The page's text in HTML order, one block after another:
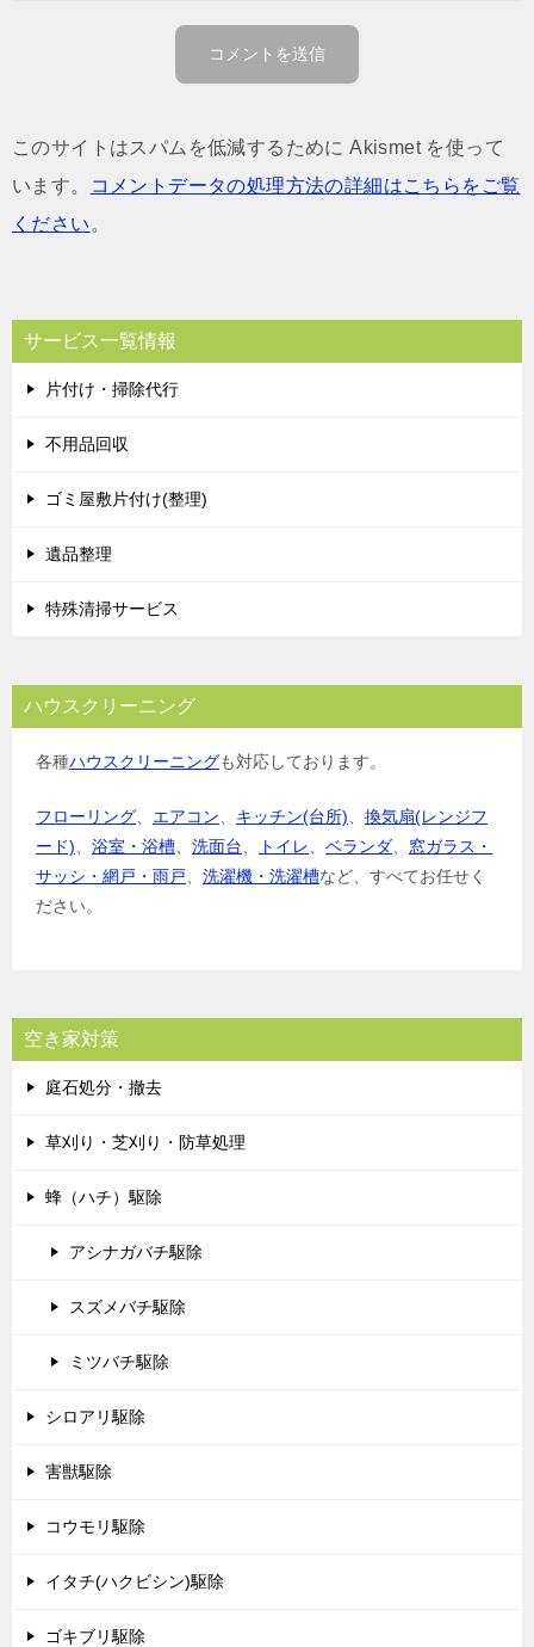
このサイトはスパムを低減するために Akismet を使って
います。
コメントデータの処理方法の詳細はこちらをご覧
ください 。
サービス一覧情報
片付け・掃除代行
不用品回収
ゴミ屋敷片付け(整理)
遺品整理
特殊清掃サービス
ハウスクリーニング
各種ハウスクリーニングも対応しております。
フローリング エアコン キッチン(台所)
換気扇(レンジフ
ード)
浴室・浴槽 洗面台 トイレ ベランダ
窓ガラス・
サッシ・網戸・雨戸
洗濯機・洗濯槽など、すべてお任せく
ださい。
空き家対策
庭石処分・撤去
草刈り・芝刈り・防草処理
蜂（ハチ）駆除
アシナガバチ駆除
スズメバチ駆除
ミツバチ駆除
シロアリ駆除
害獣駆除
コウモリ駆除
イタチ(ハクビシン)駆除
ゴキブリ駆除